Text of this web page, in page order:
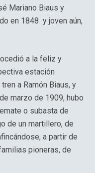
Mariano Biaus y
en 1848 y joven aún,
a la feliz y
estación
a Ramón Biaus, y
marzo de 1909, hubo
o subasta de
de un martillero, de
a partir de
pioneras, de